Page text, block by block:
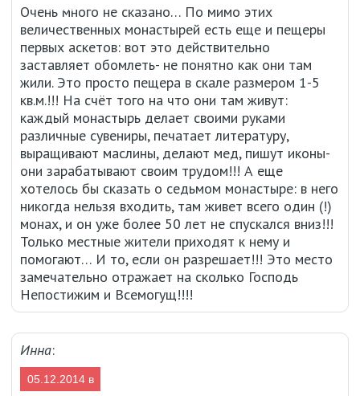
21:55
Очень много не сказано… По мимо этих
величественных монастырей есть еще и пещеры
первых аскетов: вот это действительно
заставляет обомлеть- не понятно как они там
жили. Это просто пещера в скале размером 1-5
кв.м.!!! На счёт того на что они там живут:
каждый монастырь делает своими руками
различные сувениры, печатает литературу,
выращивают маслины, делают мед, пишут иконы-
они зарабатывают своим трудом!!! А еще
хотелось бы сказать о седьмом монастыре: в него
никогда нельзя входить, там живет всего один (!)
монах, и он уже более 50 лет не спускался вниз!!!
Только местные жители приходят к нему и
помогают… И то, если он разрешает!!! Это место
замечательно отражает на сколько Господь
Непостижим и Всемогущ!!!!
Инна:
05.12.2014 в